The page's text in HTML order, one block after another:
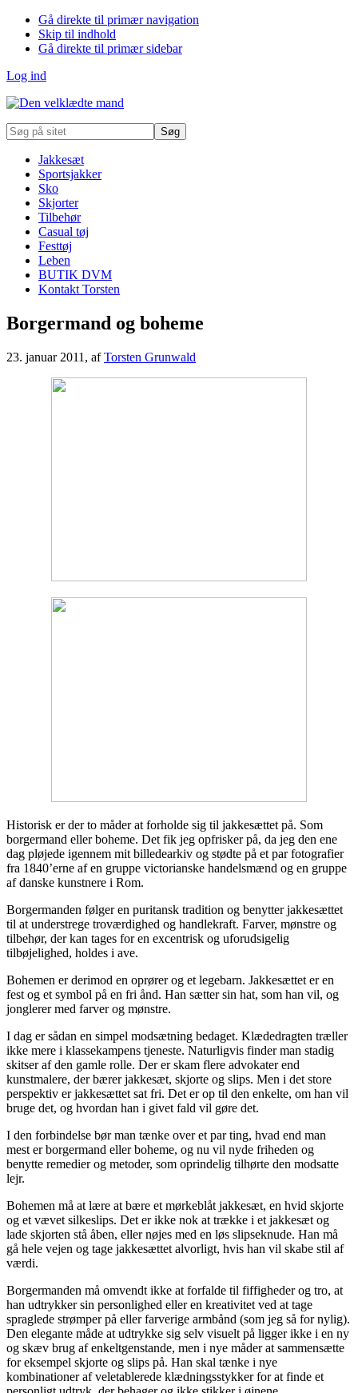
Gå direkte til primær navigation
Skip til indhold
Gå direkte til primær sidebar
Log ind
Søg
på
Jakkesæt
Sportsjakker
Sko
Skjorter
Tilbehør
Casual tøj
Festtøj
Leben
BUTIK DVM
Kontakt Torsten
Borgermand og boheme
23. januar 2011 , afTorsten Grunwald
Historisk er der to måder at forholde sig til jakkesættet på. Som
borgermand eller boheme. Det fik jeg opfrisker på, da jeg den ene
dag pløjede igennem mit billedearkiv og stødte på et par fotografier
fra 1840’erne af en gruppe victorianske handelsmænd og en gruppe
af danske kunstnere i Rom.
Borgermanden følger en puritansk tradition og benytter jakkesættet
til at understrege troværdighed og handlekraft. Farver, mønstre og
tilbehør, der kan tages for en excentrisk og uforudsigelig
tilbøjelighed, holdes i ave.
Bohemen er derimod en oprører og et legebarn. Jakkesættet er en
fest og et symbol på en fri ånd. Han sætter sin hat, som han vil, og
jonglerer med farver og mønstre.
I dag er sådan en simpel modsætning bedaget. Klædedragten træller
ikke mere i klassekampens tjeneste. Naturligvis finder man stadig
skitser af den gamle rolle. Der er skam flere advokater end
kunstmalere, der bærer jakkesæt, skjorte og slips. Men i det store
perspektiv er jakkesættet sat fri. Det er op til den enkelte, om han vil
bruge det, og hvordan han i givet fald vil gøre det.
I den forbindelse bør man tænke over et par ting, hvad end man
mest er borgermand eller boheme, og nu vil nyde friheden og
benytte remedier og metoder, som oprindelig tilhørte den modsatte
lejr.
Bohemen må at lære at bære et mørkeblåt jakkesæt, en hvid skjorte
og et vævet silkeslips. Det er ikke nok at trække i et jakkesæt og
lade skjorten stå åben, eller nøjes med en løs slipseknude. Han må
gå hele vejen og tage jakkesættet alvorligt, hvis han vil skabe stil af
værdi.
Borgermanden må omvendt ikke at forfalde til fiffigheder og tro, at
han udtrykker sin personlighed eller en kreativitet ved at tage
spraglede strømper på eller farverige armbånd (som jeg så for nylig).
Den elegante måde at udtrykke sig selv visuelt på ligger ikke i en ny
og skæv brug af enkeltgenstande, men i nye måder at sammensætte
for eksempel skjorte og slips på. Han skal tænke i nye
kombinationer af veletablerede klædningsstykker for at finde et